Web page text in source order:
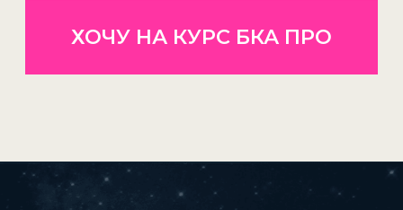
«Понимаю, чтонатальная
карта — это не приговор,
а сценарий
. Но как помочь